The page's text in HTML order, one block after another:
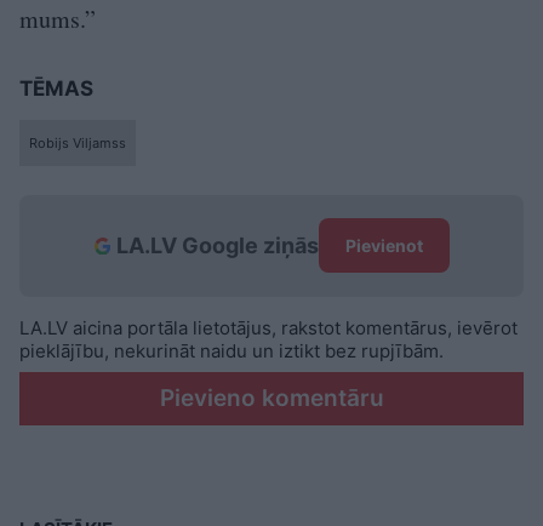
mums.”
TĒMAS
Robijs Viljamss
LA.LV Google ziņās Pievienot
LA.LV aicina portāla lietotājus, rakstot komentārus, ievērot
pieklājību, nekurināt naidu un iztikt bez rupjībām.
Pievieno komentāru